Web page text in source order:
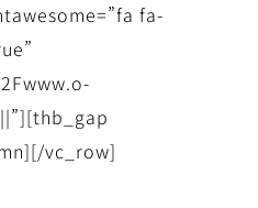
fa-
vc_row]